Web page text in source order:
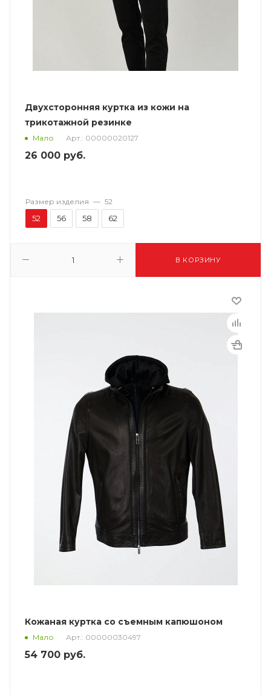
Двухсторонняя куртка из кожи на
трикотажной резинке
Мало Арт.: 00000020127
26 000 руб.
В КОРЗИНУ
Размер изделия — 52
52 56 58 62
Кожаная куртка со съемным капюшоном
Мало Арт.: 00000030497
54 700 руб.